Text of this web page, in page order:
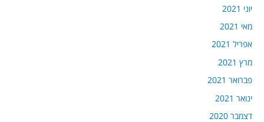
יוני 2021
מאי 2021
אפריל 2021
מרץ 2021
פברואר 2021
ינואר 2021
דצמבר 2020